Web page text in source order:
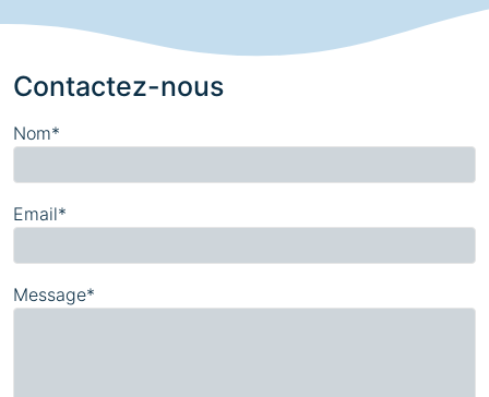
Contactez-nous
Nom*
Email*
Message*